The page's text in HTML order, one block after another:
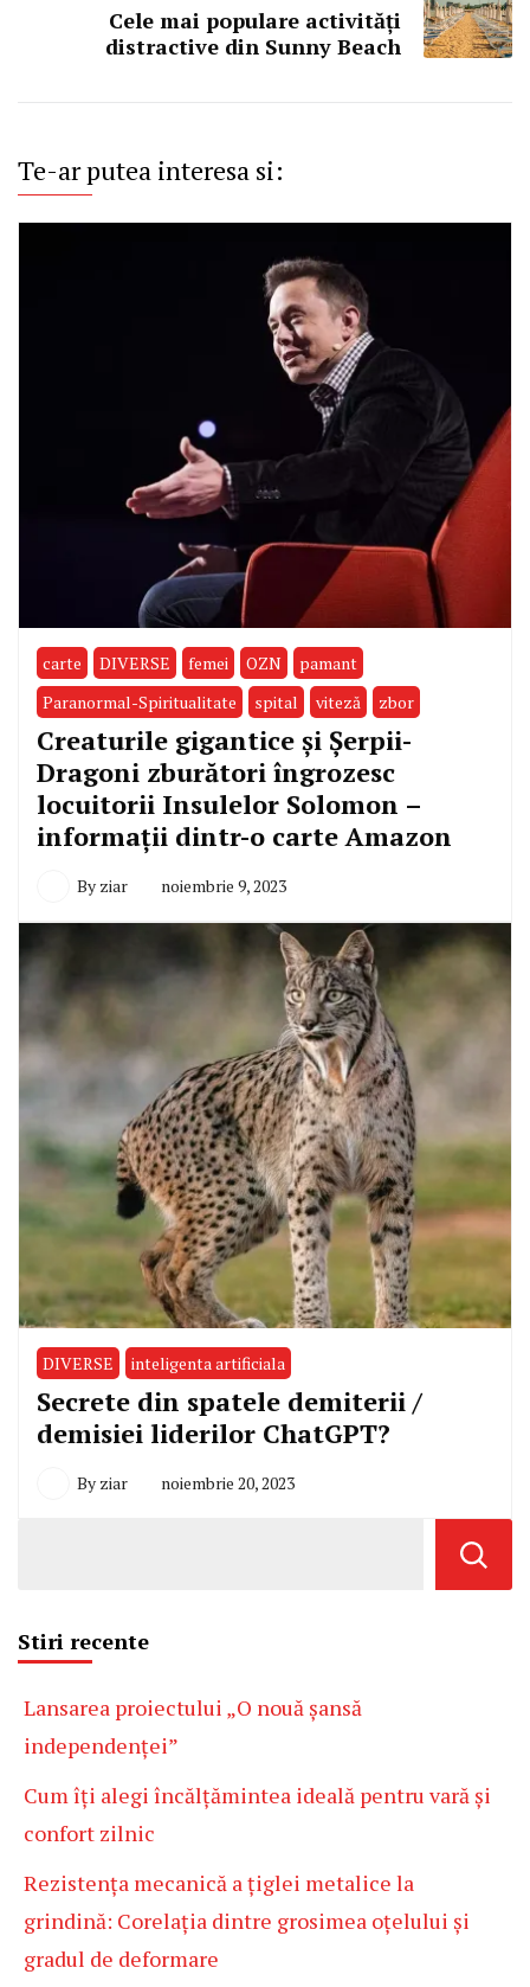
Cele mai populare activități
distractive din Sunny Beach
Te-ar putea interesa si:
carte DIVERSE femei OZN
pamant
Paranormal-Spiritualitate
spital viteză zbor
Creaturile gigantice şi Şerpii-
Dragoni zburători îngrozesc
locuitorii Insulelor Solomon –
informaţii dintr-o carte Amazon
By ziar noiembrie 9, 2023
DIVERSE inteligenta artificiala
Secrete din spatele demiterii /
demisiei liderilor ChatGPT?
By ziar noiembrie 20, 2023
Stiri recente
Lansarea proiectului „O nouă șansă
independenței”
Cum îți alegi încălțămintea ideală pentru vară și
confort zilnic
Rezistența mecanică a țiglei metalice la
grindină: Corelația dintre grosimea oțelului și
gradul de deformare